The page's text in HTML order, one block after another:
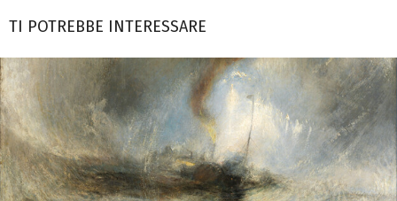
TI POTREBBE INTERESSARE